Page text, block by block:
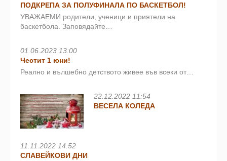
ПОДКРЕПА ЗА ПОЛУФИНАЛА ПО БАСКЕТБОЛ!
УВАЖАЕМИ родители, ученици и приятели на
баскетбола. Заповядайте…
01.06.2023 13:00
Честит 1 юни!
Реално и вълшебно детството живее във всеки от…
22.12.2022 11:54
ВЕСЕЛА КОЛЕДА
11.11.2022 14:52
СЛАВЕЙКОВИ ДНИ